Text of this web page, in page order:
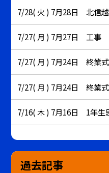
7/28( 火 ) 7月28日 北信
7/27( 月 ) 7月27日 工事
7/27( 月 ) 7月24日 終業式
7/27( 月 ) 7月24日 終業式
7/16( 木 ) 7月16日 1年生
過去記事